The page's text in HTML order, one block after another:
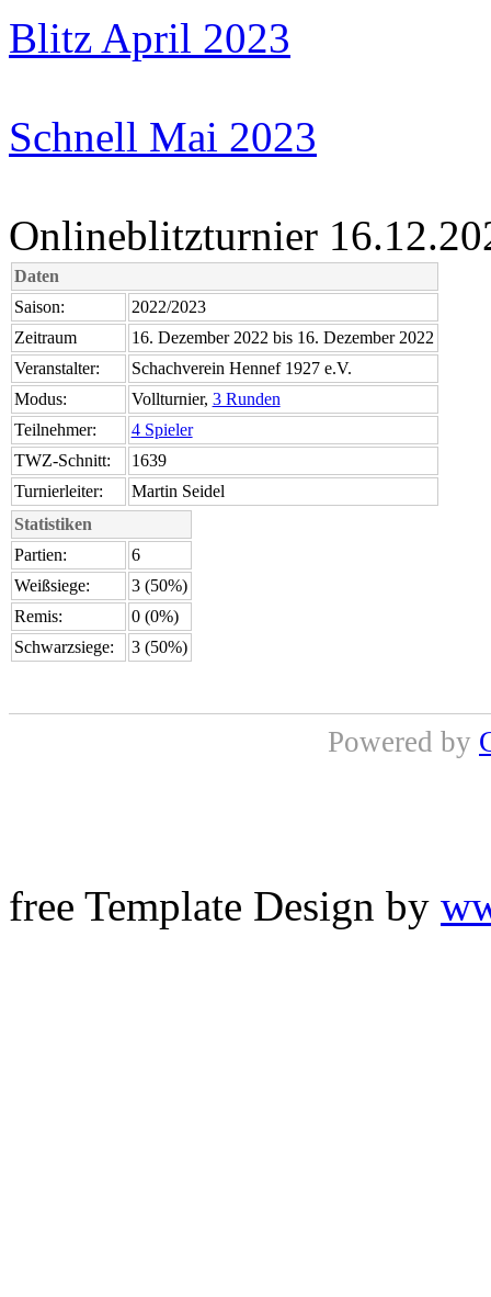
Blitz April 2023
Schnell Mai 2023
Onlineblitzturnier
Daten
Saison:
2022/2023
Zeitraum
16. Dezember 2022 bis 16. Dezember 2022
Veranstalter:
Schachverein Hennef 1927 e.V.
Modus:
Vollturnier, 3 Runden
Teilnehmer:
4 Spieler
TWZ-Schnitt:
1639
Turnierleiter:
Martin Seidel
Statistiken
Partien:
6
Weißsiege:
3 (50%)
Remis:
0 (0%)
Schwarzsiege:
3 (50%)
Powered by
free Template Design by